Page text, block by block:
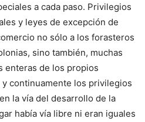
a cada paso. Privilegios
y leyes de excepción de
no sólo a los forasteros
sino también, muchas
enteras de los propios
continuamente los privilegios
la vía del desarrollo de la
había vía libre ni eran iguales